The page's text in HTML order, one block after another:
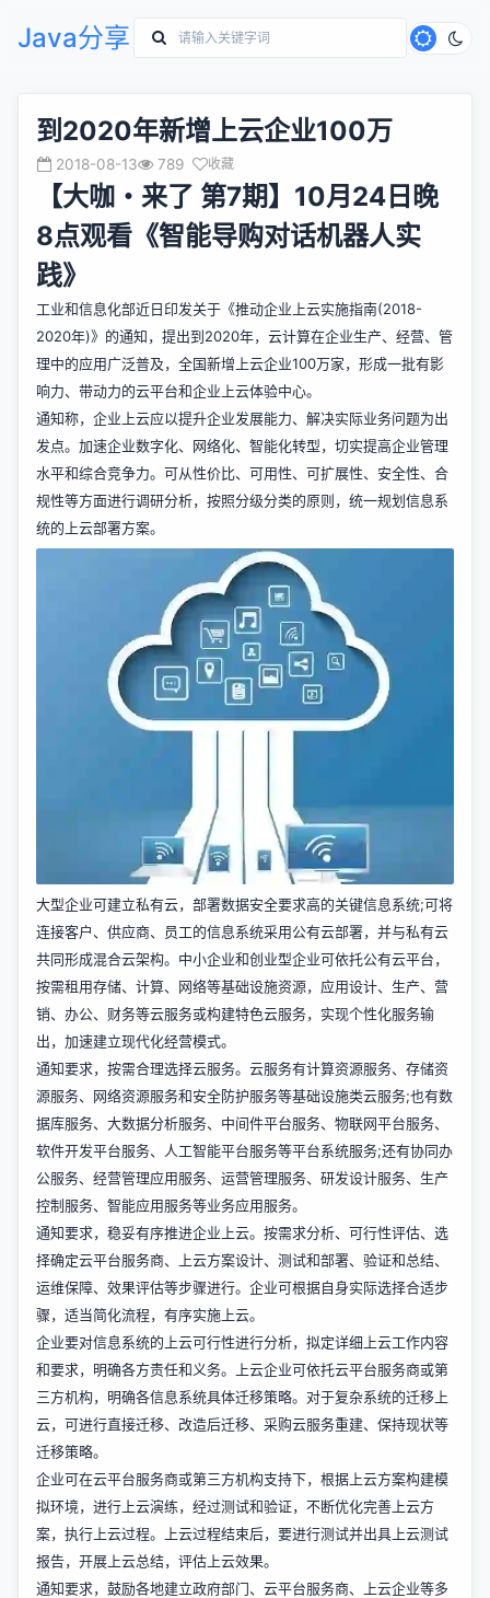
Java分享
到2020年新增上云企业100万
2018-08-13 789 收藏
【大咖・来了 第7期】10月24日晚
8点观看《智能导购对话机器人实
践》
工业和信息化部近日印发关于《推动企业上云实施指南(2018-
2020年)》的通知，提出到2020年，云计算在企业生产、经营、管
理中的应用广泛普及，全国新增上云企业100万家，形成一批有影
响力、带动力的云平台和企业上云体验中心。
通知称，企业上云应以提升企业发展能力、解决实际业务问题为出
发点。加速企业数字化、网络化、智能化转型，切实提高企业管理
水平和综合竞争力。可从性价比、可用性、可扩展性、安全性、合
规性等方面进行调研分析，按照分级分类的原则，统一规划信息系
统的上云部署方案。
大型企业可建立私有云，部署数据安全要求高的关键信息系统;可将
连接客户、供应商、员工的信息系统采用公有云部署，并与私有云
共同形成混合云架构。中小企业和创业型企业可依托公有云平台，
按需租用存储、计算、网络等基础设施资源，应用设计、生产、营
销、办公、财务等云服务或构建特色云服务，实现个性化服务输
出，加速建立现代化经营模式。
通知要求，按需合理选择云服务。云服务有计算资源服务、存储资
源服务、网络资源服务和安全防护服务等基础设施类云服务;也有数
据库服务、大数据分析服务、中间件平台服务、物联网平台服务、
软件开发平台服务、人工智能平台服务等平台系统服务;还有协同办
公服务、经营管理应用服务、运营管理服务、研发设计服务、生产
控制服务、智能应用服务等业务应用服务。
通知要求，稳妥有序推进企业上云。按需求分析、可行性评估、选
择确定云平台服务商、上云方案设计、测试和部署、验证和总结、
运维保障、效果评估等步骤进行。企业可根据自身实际选择合适步
骤，适当简化流程，有序实施上云。
企业要对信息系统的上云可行性进行分析，拟定详细上云工作内容
和要求，明确各方责任和义务。上云企业可依托云平台服务商或第
三方机构，明确各信息系统具体迁移策略。对于复杂系统的迁移上
云，可进行直接迁移、改造后迁移、采购云服务重建、保持现状等
迁移策略。
企业可在云平台服务商或第三方机构支持下，根据上云方案构建模
拟环境，进行上云演练，经过测试和验证，不断优化完善上云方
案，执行上云过程。上云过程结束后，要进行测试并出具上云测试
报告，开展上云总结，评估上云效果。
通知要求，鼓励各地建立政府部门、云平台服务商、上云企业等多